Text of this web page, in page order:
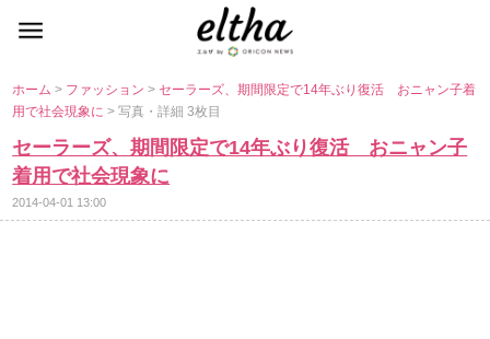
ホーム> ファッション> セーラーズ、期間限定で14年ぶり復活 おニャン子着
用で社会現象に> 写真・詳細 3枚目
セーラーズ、期間限定で14年ぶり復活 おニャン子
着用で社会現象に
2014-04-01 13:00